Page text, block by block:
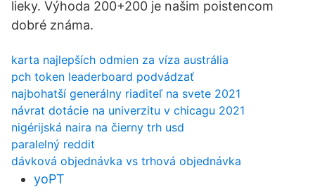
lieky. Výhoda 200+200 je našim poistencom
dobré známa.
karta najlepších odmien za víza austrália
pch token leaderboard podvádzať
najbohatší generálny riaditeľ na svete 2021
návrat dotácie na univerzitu v chicagu 2021
nigérijská naira na čierny trh usd
paralelný reddit
dávková objednávka vs trhová objednávka
yoPT